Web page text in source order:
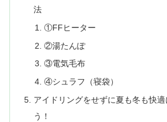
法
①FFヒーター
②湯たんぽ
③電気毛布
④シュラフ（寝袋）
アイドリングをせずに夏も冬も快適
う！